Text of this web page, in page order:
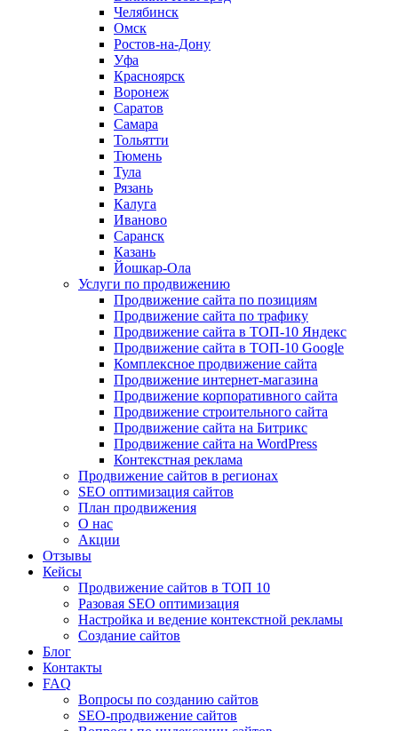
Челябинск
Омск
Ростов-на-Дону
Уфа
Красноярск
Воронеж
Саратов
Самара
Тольятти
Тюмень
Тула
Рязань
Калуга
Иваново
Саранск
Казань
Йошкар-Ола
Услуги по продвижению
Продвижение сайта по позициям
Продвижение сайта по трафику
Продвижение сайта в ТОП-10 Яндекс
Продвижение сайта в ТОП-10 Google
Комплексное продвижение сайта
Продвижение интернет-магазина
Продвижение корпоративного сайта
Продвижение строительного сайта
Продвижение сайта на Битрикс
Продвижение сайта на WordPress
Контекстная реклама
Продвижение сайтов в регионах
SEO оптимизация сайтов
План продвижения
О нас
Акции
Отзывы
Кейсы
Продвижение сайтов в ТОП 10
Разовая SEO оптимизация
Настройка и ведение контекстной рекламы
Создание сайтов
Блог
Контакты
FAQ
Вопросы по созданию сайтов
SEO-продвижение сайтов